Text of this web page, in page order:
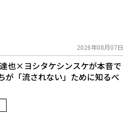
2026年08月07日
達也×ヨシタケシンスケが本音で
が「流されない」ために知るべ